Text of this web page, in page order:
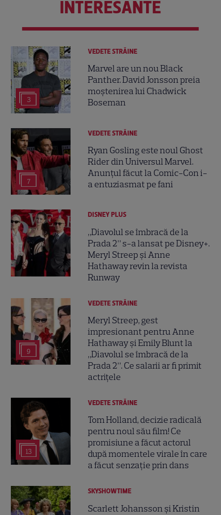
INTERESANTE
3
VEDETE STRĂINE
Marvel are un nou Black
Panther. David Jonsson preia
moștenirea lui Chadwick
Boseman
7
VEDETE STRĂINE
Ryan Gosling este noul Ghost
Rider din Universul Marvel.
Anunțul făcut la Comic-Con i-
a entuziasmat pe fani
DISNEY PLUS
„Diavolul se îmbracă de la
Prada 2” s-a lansat pe Disney+.
Meryl Streep și Anne
Hathaway revin la revista
Runway
9
VEDETE STRĂINE
Meryl Streep, gest
impresionant pentru Anne
Hathaway și Emily Blunt la
„Diavolul se îmbracă de la
Prada 2”. Ce salarii ar fi primit
actrițele
13
VEDETE STRĂINE
Tom Holland, decizie radicală
pentru noul său film! Ce
promisiune a făcut actorul
după momentele virale în care
a făcut senzație prin dans
SKYSHOWTIME
Scarlett Johansson și Kristin